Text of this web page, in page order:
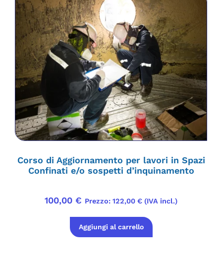
Corso di Aggiornamento per lavori in Spazi
Confinati e/o sospetti d’inquinamento
100,00 € Prezzo: 122,00 € (IVA incl.)
Aggiungi al carrello